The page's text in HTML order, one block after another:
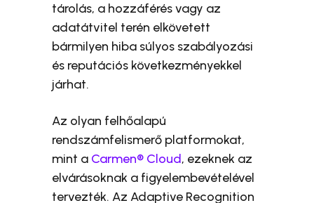
tárolás, a hozzáférés vagy az
adatátvitel terén elkövetett
bármilyen hiba súlyos szabályozási
és reputációs következményekkel
járhat.
Az olyan felhőalapú
rendszámfelismerő platformokat,
mint a Carmen® Cloud, ezeknek az
elvárásoknak a figyelembevételével
tervezték. Az Adaptive Recognition